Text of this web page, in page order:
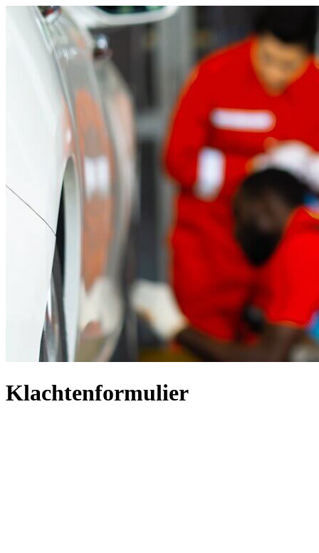
Klachtenformulier